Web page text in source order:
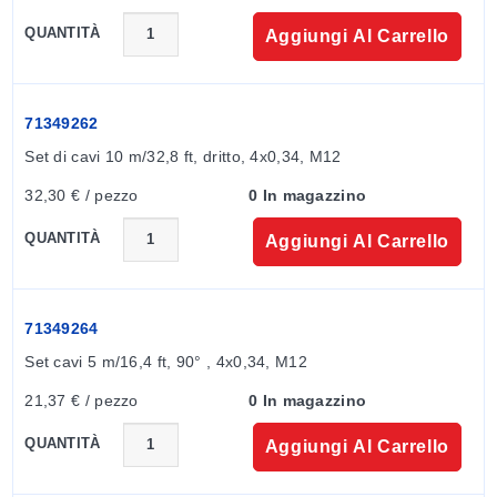
App SmartBlue: per una facile messa in servizio sul
campo:
L’app consente la configurazione oltre a un accesso
completo ai dati del dispositivo. La comunicazione con
IOS e Android.
Semplice e facile da navigare, permette un rapido
accesso alle funzioni del dispositivo e diagnostiche
flusso, unità, ecc.
Fino a 10 m di distanza, rendendo più semplici le
IO-Link per un’integrazione senza soluzione di
continuità nel tuo impianto:
A un certo punto probabilmente penserai di acquisire
QUANTITÀ Aggiungi Al Carrello
71349262
Set di cavi 10 m/32,8 ft, dritto, 4x0,34, M12
32,30 € / pezzo 0 In magazzino
QUANTITÀ Aggiungi Al Carrello
71349264
Set cavi 5 m/16,4 ft, 90° , 4x0,34, M12
21,37 € / pezzo 0 In magazzino
QUANTITÀ Aggiungi Al Carrello